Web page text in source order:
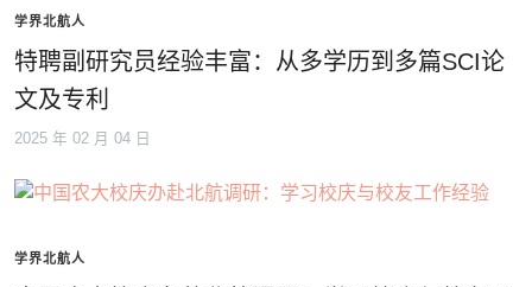
学界北航人
特聘副研究员经验丰富：从多学历到多篇SCI论
文及专利
2025 年 02 月 04 日
学界北航人